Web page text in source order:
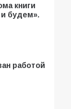
книги
будем».
работой